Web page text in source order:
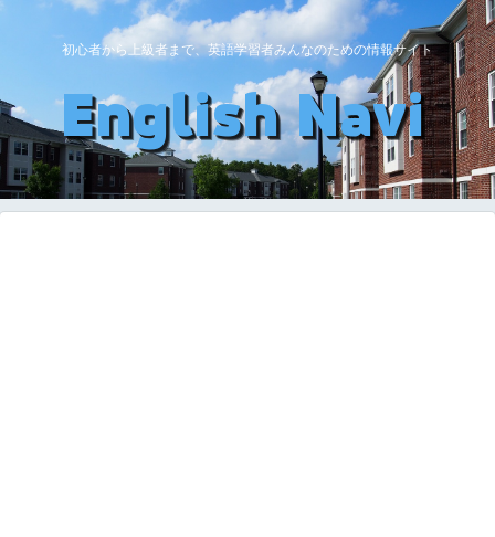
初心者から上級者まで、英語学習者みんなのための情報サイト